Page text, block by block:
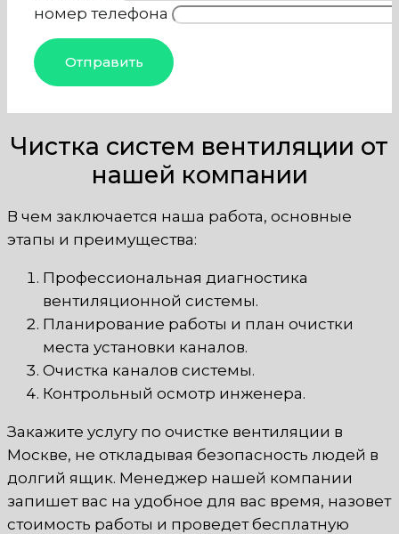
номер телефона
Чистка систем вентиляции от
нашей компании
В чем заключается наша работа, основные
этапы и преимущества:
Профессиональная диагностика
вентиляционной системы.
Планирование работы и план очистки
места установки каналов.
Очистка каналов системы.
Контрольный осмотр инженера.
Закажите услугу по очистке вентиляции в
Москве, не откладывая безопасность людей в
долгий ящик. Менеджер нашей компании
запишет вас на удобное для вас время, назовет
стоимость работы и проведет бесплатную